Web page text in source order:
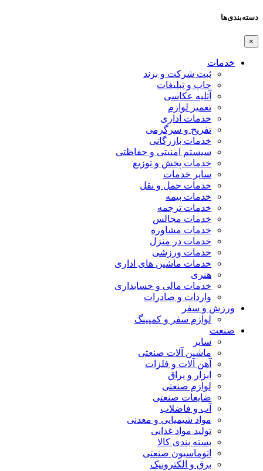
دسته‌بندی‌ها
×
خدمات
ثبت شرکت و برند
چاپ و تبلیغات
آتلیه عکاسی
تعمیر لوازم
خدمات اداری
تفریح و سرگرمی
خدمات بازرگانی
سیستم امنیتی و حفاظتی
خدمات پخش و توزیع
سایر خدمات
خدمات حمل و نقل
خدمات بیمه
خدمات ترجمه
خدمات مجالس
خدمات مشاوره
خدمات در منزل
خدمات ورزشی
خدمات ماشین های اداری
هنری
خدمات مالی و حسابداری
واردات و صادرات
ورزش و سفر
لوازم سفر و کمپینگ
صنعت
سایر
ماشین آلات صنعتی
آهن آلات و فلزات
ابزار و یراق
لوازم صنعتی
ضایعات صنعتی
آب و فاضلاب
مواد شیمیایی و معدنی
تولید مواد غذایی
بسته بندی کالا
اتوماسیون صنعتی
برق و الکترونیک